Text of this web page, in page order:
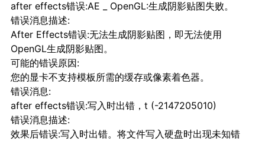
after effects错误:AE _ OpenGL:生成阴影贴图失败。
错误消息描述:
After Effects错误:无法生成阴影贴图，即无法使用
OpenGL生成阴影贴图。
可能的错误原因:
您的显卡不支持模板所需的缓存或像素着色器。
错误消息:
after effects错误:写入时出错，t (-2147205010)
错误消息描述:
效果后错误:写入时出错。将文件写入硬盘时出现未知错